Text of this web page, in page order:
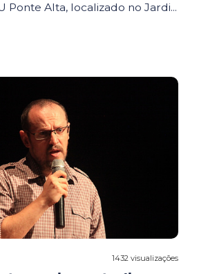
Ponte Alta, localizado no Jardi...
1432 visualizações